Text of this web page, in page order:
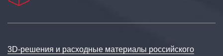
3D‑решения и расходные материалы российского